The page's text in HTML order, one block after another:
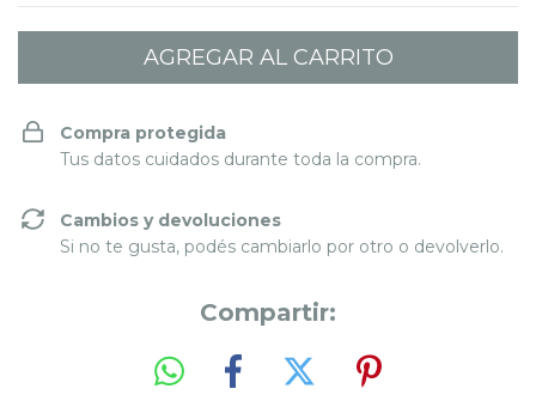
Compra protegida
Tus datos cuidados durante toda la compra.
Cambios y devoluciones
Si no te gusta, podés cambiarlo por otro o devolverlo.
Compartir: